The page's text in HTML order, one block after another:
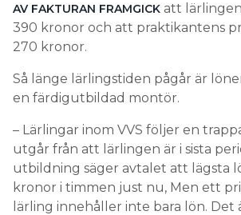
AV FAKTURAN FRAMGICK att
390 kronor och att praktikantens
270 kronor.
Så länge lärlingstiden pågår är
en färdigutbildad montör.
– Lärlingar inom VVS följer en
utgår från att lärlingen är i sista
utbildning säger avtalet att lägsta
kronor i timmen just nu, Men ett
lärling innehåller inte bara lön. Det